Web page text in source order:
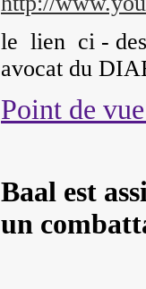
le lien ci -
avocat du
Point de
Baal est
un